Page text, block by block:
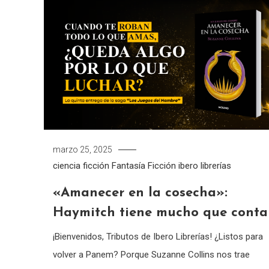
marzo 25, 2025
ciencia ficción Fantasía Ficción ibero librerías
«Amanecer en la cosecha»:
Haymitch tiene mucho que
¡Bienvenidos, Tributos de Ibero Librerías! ¿Listos para
volver a Panem? Porque Suzanne Collins nos trae